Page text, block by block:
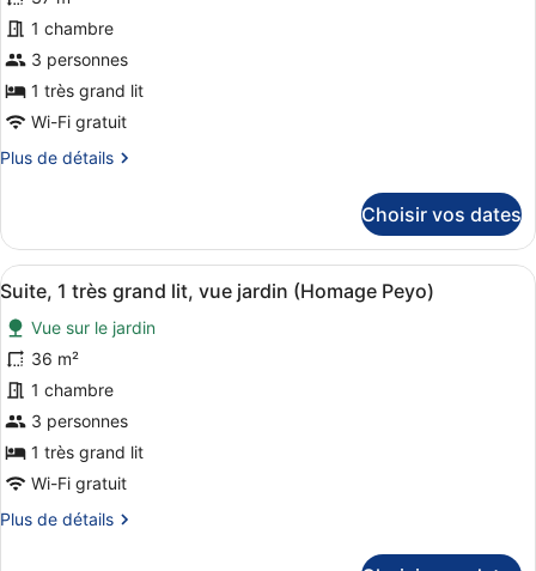
lits
une
place,
vue
ville
ce
type
de
chambre :
1
lit,
vue
jardin
(Audrey
Hepburn.
Homage)
1 chambre
3 personnes
1 très grand lit
Wi-Fi gratuit
Plus de détails
Plus
le
type
de
chambre
Suite,
très
grand
lit,
jardin
(Audrey
Homage)
Choisir vos dates
Afficher
toutes
les
photos
pour
ce
type
de
chambre :
Suite,
Un salon moderne avec un
22
Suite, 1 très grand lit, vue jardin (Homage Peyo)
Vue sur le jardin
36 m²
1 chambre
3 personnes
1 très grand lit
Wi-Fi gratuit
Plus de détails
Plus